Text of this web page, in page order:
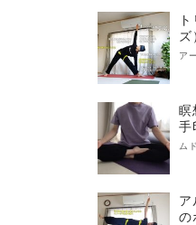
ア
瞑
手
ム
ア
の